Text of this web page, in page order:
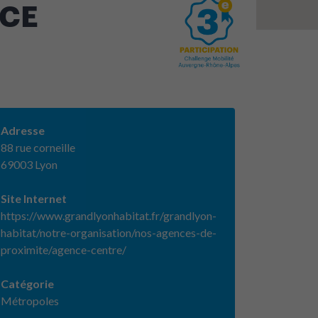
Adresse
88 rue corneille
69003 Lyon
Site Internet
https://www.grandlyonhabitat.fr/grandlyon-
habitat/notre-organisation/nos-agences-de-
proximite/agence-centre/
Catégorie
Métropoles